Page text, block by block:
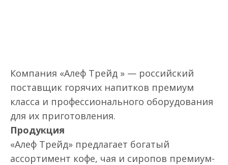
Компания «Алеф Трейд » — российский
поставщик горячих напитков премиум
класса и профессионального оборудования
для их приготовления.
Продукция
«Алеф Трейд» предлагает богатый
ассортимент кофе, чая и сиропов премиум-